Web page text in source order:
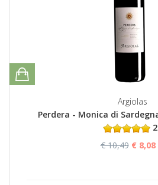
Argiolas
Perdera - Monica di
€ 10,49 € 8,08